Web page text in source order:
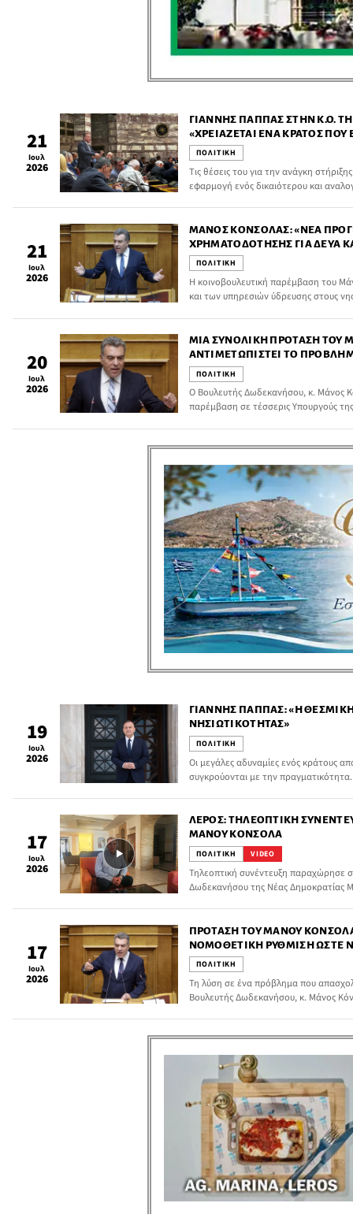
21
Ιουλ
2026
ΓΙΆΝΝΗΣ ΠΑΠΠΆΣ ΣΤΗΝ Κ.Ο.
«ΧΡΕΙΆΖΕΤΑΙ ΈΝΑ ΚΡΆΤΟΣ
ΦΌΒΟ»
ΠΟΛΙΤΙΚΗ
Τις θέσεις του για την ανάγκη
εφαρμογή ενός δικαιότερου και
Κοινοβουλευτικής Ομάδας της Νέας
21
Ιουλ
2026
ΜΆΝΟΣ ΚΌΝΣΟΛΑΣ: «ΝΈΑ
ΧΡΗΜΑΤΟΔΌΤΗΣΗΣ ΓΙΑ ΔΕΥΑ
ΝΗΣΙΩΤΙΚΈΣ ΠΕΡΙΟΧΈΣ ΓΙΑ
ΠΟΛΙΤΙΚΗ
Η κοινοβουλευτική παρέμβαση του
και των υπηρεσιών ύδρευσης στους
20
Ιουλ
2026
ΜΙΑ ΣΥΝΟΛΙΚΉ ΠΡΌΤΑΣΗ ΤΟΥ
ΑΝΤΙΜΕΤΩΠΙΣΤΕΊ ΤΟ
ΠΡΟΣΩΠΙΚΟΎ ΣΤΟΝ ΤΟΥΡΙΣΜΌ
ΠΟΛΙΤΙΚΗ
Ο Βουλευτής Δωδεκανήσου, κ. Μάνος
παρέμβαση σε τέσσερις Υπουργούς
εστίασης και ψυχαγωγίας.
19
Ιουλ
2026
ΓΙΆΝΝΗΣ ΠΑΠΠΆΣ: «Η
ΝΗΣΙΩΤΙΚΌΤΗΤΑΣ»
ΠΟΛΙΤΙΚΗ
Οι μεγάλες αδυναμίες ενός κράτους
συγκρούονται με την
χαρακτηριστικά και ότι η Πολιτεία
καθημερινότητα των νησιωτών
17
Ιουλ
2026
ΛΈΡΟΣ: ΤΗΛΕΟΠΤΙΚΉ
ΜΆΝΟΥ ΚΌΝΣΟΛΑ
ΠΟΛΙΤΙΚΗ VIDEO
Τηλεοπτική συνέντευξη παραχώρησε
Δωδεκανήσου της Νέας Δημοκρατίας
17
Ιουλ
2026
ΠΡΌΤΑΣΗ ΤΟΥ ΜΆΝΟΥ
ΝΟΜΟΘΕΤΙΚΉ ΡΎΘΜΙΣΗ ΏΣΤΕ
ΆΔΕΙΕΣ ΔΌΜΗΣΗΣ ΣΕ ΕΚΤΌΣ
ΣΤΡΕΜΜΆΤΩΝ
ΠΟΛΙΤΙΚΗ
Τη λύση σε ένα πρόβλημα που
Βουλευτής Δωδεκανήσου, κ. Μάνος